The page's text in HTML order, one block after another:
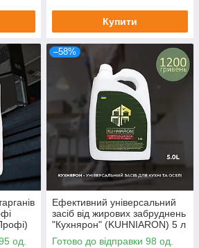
Купити
5л
од.
–58%
Ефективний універсальний
засіб від жирових забруднень
"Кухнярон" (KUHNIARON) 5 л
Готово до відправки 98 од.